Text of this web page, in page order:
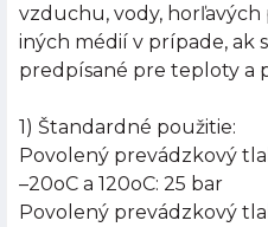
vzduchu, vody,
iných médií v prípade, ak
predpísané pre teploty a
1) Štandardné použitie:
Povolený prevádzkový
–20oC a 120oC: 25 bar
Povolený prevádzkový